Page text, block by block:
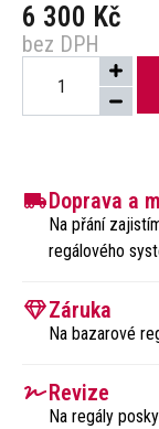
6 300 Kč
bez DPH
Doprava a
Na přání
regálového
Záruka
Na bazarové
Revize
Na regály